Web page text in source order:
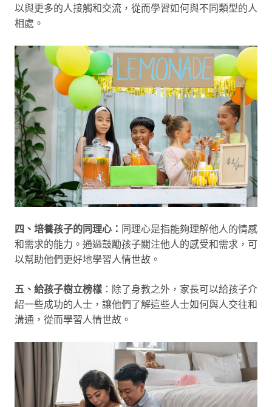
以與更多的人接觸和交流，從而學習如何與不同類型的人
相處。
四、培養孩子的同理心： 同理心是指能夠理解他人的情感
和需求的能力。通過鼓勵孩子關注他人的感受和需求，可
以幫助他們更好地學習人情世故。
五、給孩子樹立榜樣 ：除了身教之外，家長可以給孩子介
紹一些成功的人士，讓他們了解這些人士如何與人交往和
溝通，從而學習人情世故。